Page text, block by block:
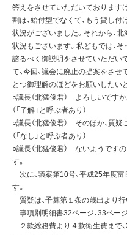
答えをさせていただいております
割は、給付型でなくて、もう貸し
状況がございました。それから、
状況もございます。私どもでは、
諮るべく御説明をさせていただい
て、今回、議会に廃止の提案をさ
とつ御理解のほどをお願いしたい
○議長（北猛俊君） よろしいですか
（「了解」と呼ぶ者あり）
○議長（北猛俊君） そのほか、質疑
（「なし」と呼ぶ者あり）
○議長（北猛俊君） ないようです
す。
次に、議案第10号、平成25年度
す。
質疑は、予算第１条の歳出より行
事項別明細書32ページ、33ペー
２款総務費より４款衛生費まで